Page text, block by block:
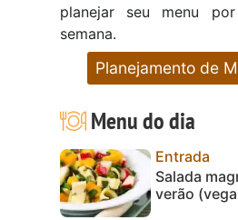
planejar seu menu
semana.
Planejamento de
Menu do dia
Entrada
Salada
verão